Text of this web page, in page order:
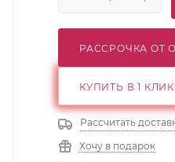
РАССРОЧКА ОТ
КУПИТЬ В 1 КЛИК
Рассчитать
Хочу в подарок